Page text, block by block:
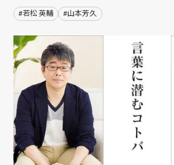
#若松 英輔 #山本芳久